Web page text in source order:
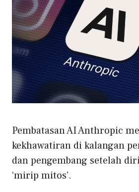
Pembatasan AI Anthropic
kekhawatiran di kalangan
dan pengembang setelah
‘mirip mitos’.